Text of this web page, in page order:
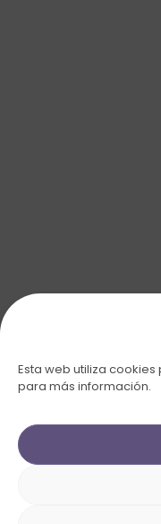
Esta web utiliza
para más información.